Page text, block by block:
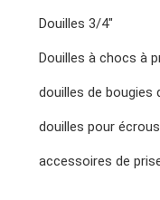
clés spéciales
Cliquets et
Douilles 3/4"
Douilles à chocs à
douilles de bougies
douilles pour
accessoires de